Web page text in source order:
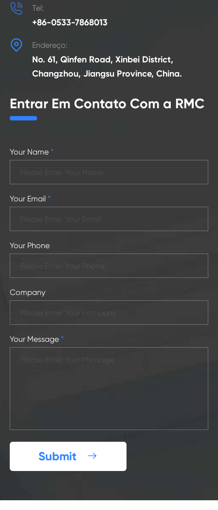
 Tel:
+86-0533-7868013
 Endereço:
No. 61, Qinfen Road, Xinbei District,
Changzhou, Jiangsu Province, China.
Entrar Em Contato Com a RMC
Your Name *
Your Email *
Your Phone
Company
Your Message *
Submit 